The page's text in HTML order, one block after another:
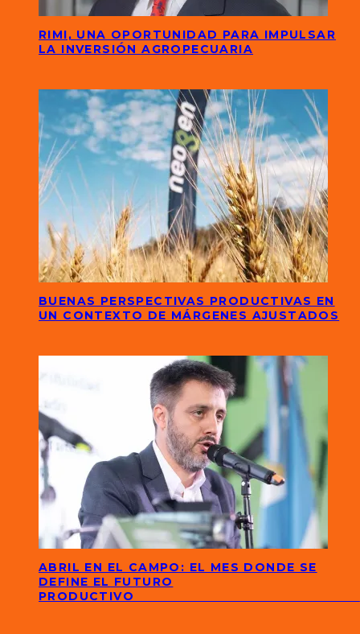
RIMI, UNA OPORTUNIDAD PARA IMPULSAR
LA INVERSIÓN AGROPECUARIA
BUENAS PERSPECTIVAS PRODUCTIVAS EN
UN CONTEXTO DE MÁRGENES AJUSTADOS
ABRIL EN EL CAMPO: EL MES DONDE SE
DEFINE EL FUTURO
PRODUCTIVO